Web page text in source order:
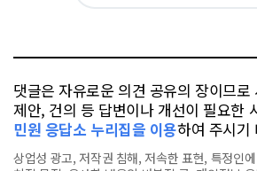
댓글은 자유로운 의견 공유의 장이므
제안, 건의 등 답변이나 개선이 필요한
민원 응답소 누리집을 이용하여 주시기
상업성 광고, 저작권 침해, 저속한 표현, 특정인